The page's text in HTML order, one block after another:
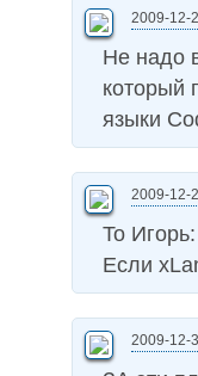
2009-12-
Не надо
который
языки
2009-12-
To
Если
2009-12-